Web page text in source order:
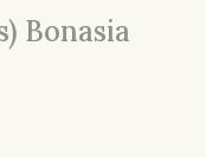
Bonasia